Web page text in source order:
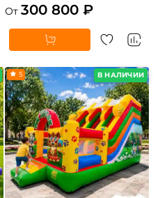
От 300 800 ₽
В НАЛИЧИИ
5